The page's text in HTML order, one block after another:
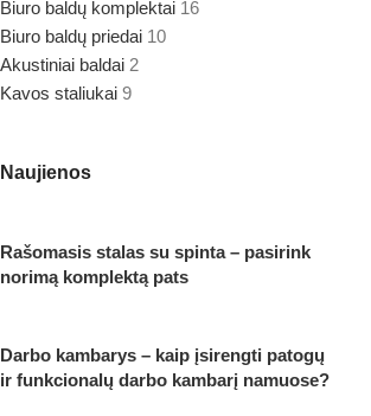
Biuro baldų komplektai 16
Biuro baldų priedai 10
Akustiniai baldai 2
Kavos staliukai 9
Naujienos
Rašomasis stalas su spinta – pasirink
norimą komplektą pats
Darbo kambarys – kaip įsirengti patogų
ir funkcionalų darbo kambarį namuose?